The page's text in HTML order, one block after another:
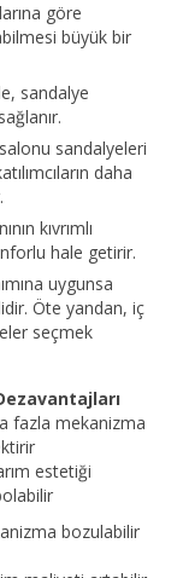
göre
büyük bir
sandalye
sandalyeleri
daha
kıvrımlı
hale getirir.
uygunsa
Öte yandan, iç
seçmek
fazla mekanizma
estetiği
bozulabilir